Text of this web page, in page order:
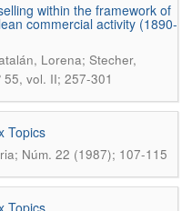
within the framework of
commercial activity (1890-
Lorena; Stecher,
55, vol. II; 257-301
Topics
Núm. 22 (1987); 107-115
Topics